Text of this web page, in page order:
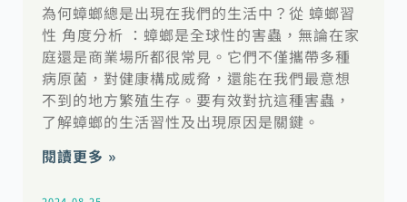
為何蟑螂總是出現在我們的生活中？從 蟑螂習
性 角度分析 ：蟑螂是全球性的害蟲，無論在家
庭還是商業場所都很常見。它們不僅攜帶多種
病原菌，對健康構成威脅，還能在我們最意想
不到的地方繁殖生存。要有效對抗這種害蟲，
了解蟑螂的生活習性及出現原因是關鍵。
閱讀更多 »